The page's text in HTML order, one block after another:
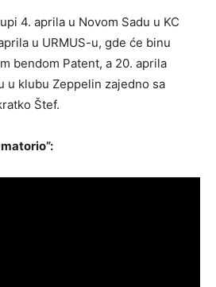
4. aprila u Novom Sadu u KC
u URMUS-u, gde će binu
bendom Patent, a 20. aprila
u klubu Zeppelin zajedno sa
Štef.